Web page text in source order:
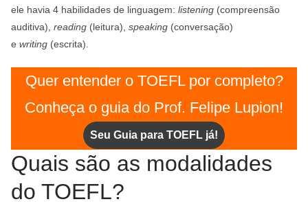
ele havia 4 habilidades de linguagem: listening (compreensão
auditiva), reading (leitura), speaking (conversação)
e writing (escrita).
Quer entender o TOEFL por completo?
Conheça o guia do Prof. Felipe Lupion!
Seu Guia para TOEFL já!
Quais são as modalidades
do TOEFL?